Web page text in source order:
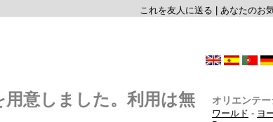
これを友人に送る あなたのお
意しました。利用は無
オリエンテ
ワールド - ヨ